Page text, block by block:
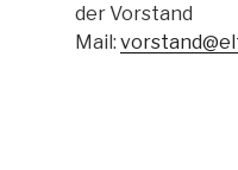
der Vorstand
Mail: